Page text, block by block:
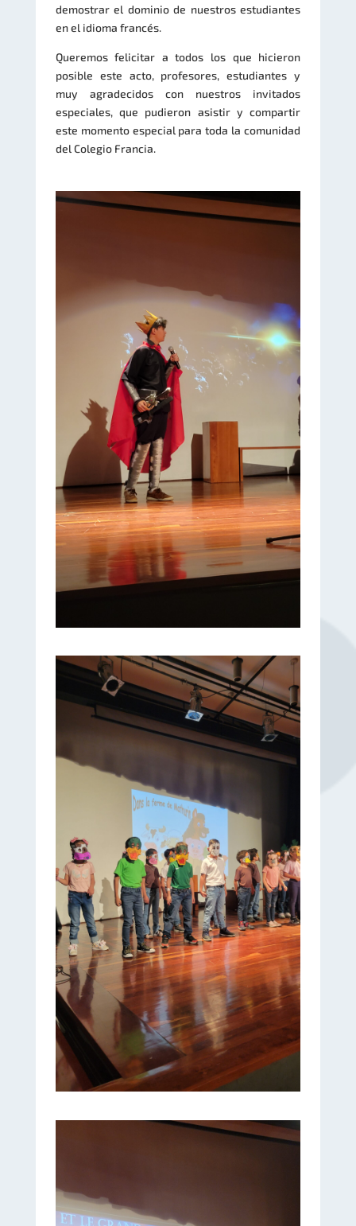
demostrar el dominio de nuestros estudiantes
en el idioma francés.​
Queremos felicitar a todos los que hicieron
posible este acto, profesores, estudiantes y
muy agradecidos con nuestros invitados
especiales, que pudieron asistir y compartir
este momento especial para toda la comunidad
del Colegio Francia.